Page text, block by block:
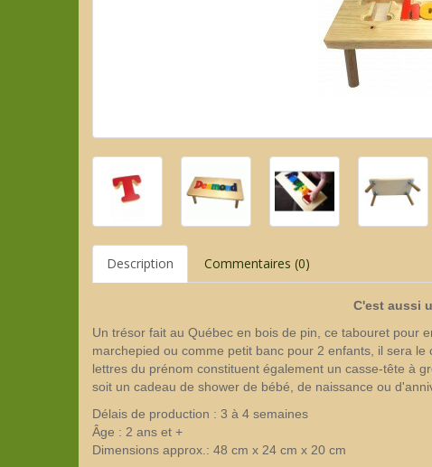
Description Commentaires (0)
C'est aussi
Un trésor fait au Québec en bois de pin, ce tabouret pour
marchepied ou comme petit banc pour 2 enfants, il sera
lettres du prénom constituent également un casse-tête à
soit un cadeau de shower de bébé, de naissance ou
Délais de production : 3 à 4 semaines
Âge : 2 ans et +
Dimensions approx.: 48 cm x 24 cm x 20 cm